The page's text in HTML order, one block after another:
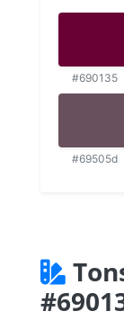
#690135
#69505d